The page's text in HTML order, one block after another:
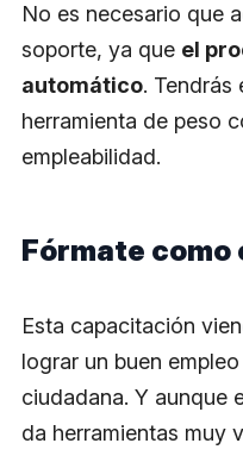
No es necesario que
soporte, ya que el
automático. Tendrás
herramienta de peso
empleabilidad.
Fórmate
Esta capacitación
lograr un buen
ciudadana. Y aunque
da herramientas muy